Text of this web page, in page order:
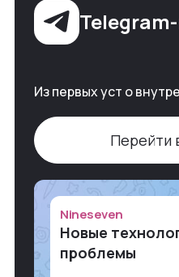
Из первых уст о
Перейти
Nineseven
Новые
проблемы